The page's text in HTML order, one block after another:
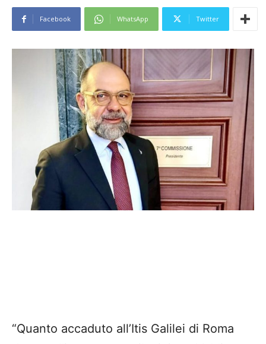
Facebook WhatsApp Twitter
“Quanto accaduto all’Itis Galilei di Roma